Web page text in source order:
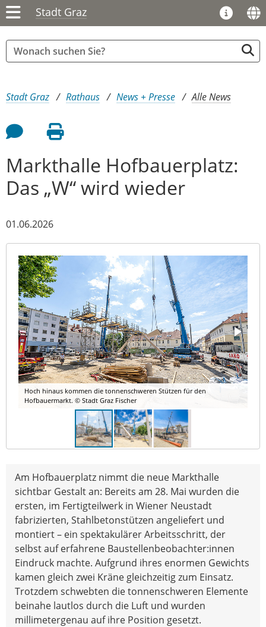
Stadt Graz
Sie sind hier:
Stadt Graz Rathaus News + Presse Alle News
Feedback an Autor
Seite drucken
Markthalle Hofbauerplatz:
Das „W“ wird wieder
01.06.2026
Hoch hinaus kommen die tonnenschweren Stützen für den
Hofbauermarkt. © Stadt Graz Fischer
Am Hofbauerplatz nimmt die neue Markthalle
sichtbar Gestalt an: Bereits am 28. Mai wurden die
ersten, im Fertigteilwerk in Wiener Neustadt
fabrizierten, Stahlbetonstützen angeliefert und
montiert – ein spektakulärer Arbeitsschritt, der
selbst auf erfahrene Baustellenbeobachter:innen
Eindruck machte. Aufgrund ihres enormen Gewichts
kamen gleich zwei Kräne gleichzeitig zum Einsatz.
Trotzdem schwebten die tonnenschweren Elemente
beinahe lautlos durch die Luft und wurden
millimetergenau auf ihre Position gesetzt.